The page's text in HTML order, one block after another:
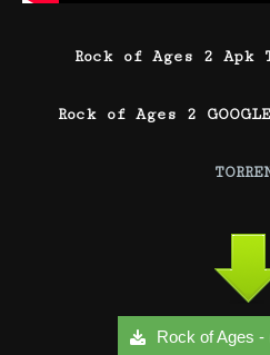
Rock of Ages 2 Apk
Rock of Ages 2
Rock of Ages -